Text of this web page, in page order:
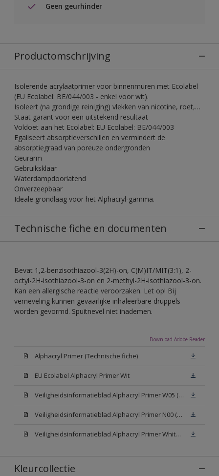
Geen geurhinder
Productomschrijving
Isolerende acrylaatprimer voor binnenmuren met Ecolabel
(EU Ecolabel: BE/044/003 - enkel voor wit).
Isoleert (na grondige reiniging) vlekken van nicotine, roet,…
Staat garant voor een uitstekend resultaat
Voldoet aan het Ecolabel: EU Ecolabel: BE/044/003
Egaliseert absorptieverschillen en vermindert de
absorptiegraad van poreuze ondergronden
Geurarm
Gebruiksklaar
Waterdampdoorlatend
Onverzeepbaar
Ideale grondlaag voor het Alphacryl-gamma.
Technische fiche en documenten
Bevat 1,2-benzisothiazool-3(2H)-on, C(M)IT/MIT(3:1), 2-
octyl-2H-isothiazool-3-on en 2-methyl-2H-isothiazool-3-on.
Kan een allergische reactie veroorzaken. Let op! Bij
verneveling kunnen gevaarlijke inhaleerbare druppels
worden gevormd. Spuitnevel niet inademen.
Download Adobe Reader
Alphacryl Primer (Technische fiche)
EU Ecolabel Alphacryl Primer Wit
Veiligheidsinformatieblad Alphacryl Primer W05 (SDS)
Veiligheidsinformatieblad Alphacryl Primer N00 (SDS)
Veiligheidsinformatieblad Alphacryl Primer White (SDS)
Kleurcollectie